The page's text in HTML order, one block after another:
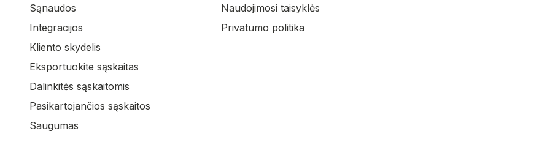
Sąnaudos
Integracijos
Kliento skydelis
Eksportuokite sąskaitas
Dalinkitės sąskaitomis
Pasikartojančios sąskaitos
Saugumas
Naudojimosi taisyklės
Privatumo politika